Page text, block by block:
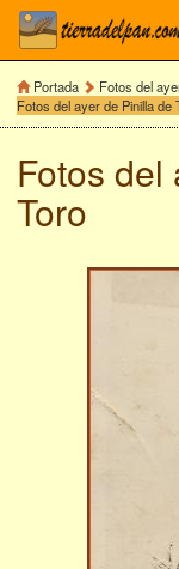
Portada
Fotos del
Fotos del ayer de Pinilla de
Fotos del
Toro